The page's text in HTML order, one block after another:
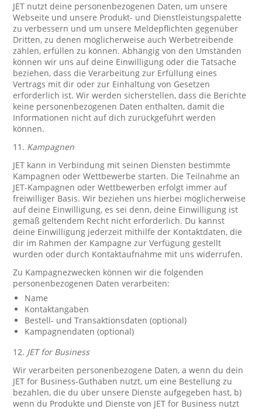
JET nutzt deine personenbezogenen Daten, um unsere
Webseite und unsere Produkt- und Dienstleistungspalette
zu verbessern und um unsere Meldepflichten gegenüber
Dritten, zu denen möglicherweise auch Werbetreibende
zählen, erfüllen zu können. Abhängig von den Umständen
können wir uns auf deine Einwilligung oder die Tatsache
beziehen, dass die Verarbeitung zur Erfüllung eines
Vertrags mit dir oder zur Einhaltung von Gesetzen
erforderlich ist. Wir werden sicherstellen, dass die Berichte
keine personenbezogenen Daten enthalten, damit die
Informationen nicht auf dich zurückgeführt werden
können.
11. Kampagnen
JET kann in Verbindung mit seinen Diensten bestimmte
Kampagnen oder Wettbewerbe starten. Die Teilnahme an
JET-Kampagnen oder Wettbewerben erfolgt immer auf
freiwilliger Basis. Wir beziehen uns hierbei möglicherweise
auf deine Einwilligung, es sei denn, deine Einwilligung ist
gemäß geltendem Recht nicht erforderlich. Du kannst
deine Einwilligung jederzeit mithilfe der Kontaktdaten, die
dir im Rahmen der Kampagne zur Verfügung gestellt
wurden oder durch Kontaktaufnahme mit uns widerrufen.
Zu Kampagnezwecken können wir die folgenden
personenbezogenen Daten verarbeiten:
Name
Kontaktangaben
Bestell- und Transaktionsdaten (optional)
Kampagnendaten (optional)
12. JET for Business
Wir verarbeiten personenbezogene Daten, a wenn du dein
JET for Business-Guthaben nutzt, um eine Bestellung zu
bezahlen, die du über unsere Dienste aufgegeben hast, b)
wenn du Produkte und Dienste von JET for Business nutzt